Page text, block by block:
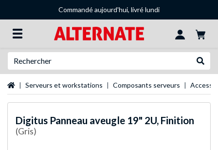
Commandé aujourd'hui, livré lundi
Page d'accueil
Serveurs et workstations Composants serveurs
Digitus Panneau aveugle 19" 2U, Finition
(Gris)